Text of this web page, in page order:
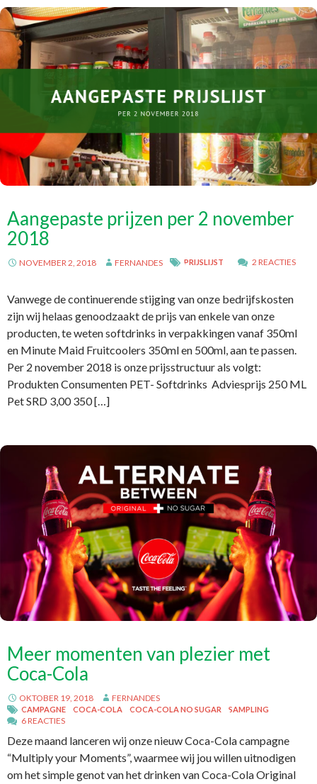
Aangepaste prijzen per 2 november
2018
NOVEMBER 2, 2018 FERNANDES PRIJSLIJST 2 REACTIES
Vanwege de continuerende stijging van onze bedrijfskosten
zijn wij helaas genoodzaakt de prijs van enkele van onze
producten, te weten softdrinks in verpakkingen vanaf 350ml
en Minute Maid Fruitcoolers 350ml en 500ml, aan te passen.
Per 2 november 2018 is onze prijsstructuur als volgt:
Produkten Consumenten PET- Softdrinks Adviesprijs 250 ML
Pet SRD 3,00 350 […]
Meer momenten van plezier met
Coca-Cola
OKTOBER 19, 2018 FERNANDES
CAMPAGNE COCA-COLA COCA-COLA NO SUGAR SAMPLING
6 REACTIES
Deze maand lanceren wij onze nieuw Coca-Cola campagne
“Multiply your Moments”, waarmee wij jou willen uitnodigen
om het simple genot van het drinken van Coca-Cola Original